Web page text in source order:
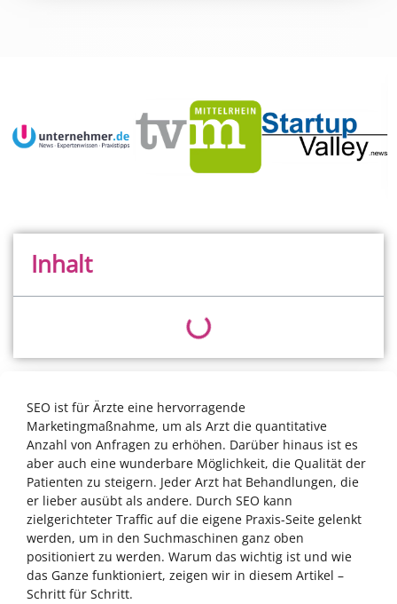
Inhalt
SEO ist für Ärzte eine hervorragende
Marketingmaßnahme, um als Arzt die quantitative
Anzahl von Anfragen zu erhöhen. Darüber hinaus ist es
aber auch eine wunderbare Möglichkeit, die Qualität der
Patienten zu steigern. Jeder Arzt hat Behandlungen, die
er lieber ausübt als andere. Durch SEO kann
zielgerichteter Traffic auf die eigene Praxis-Seite gelenkt
werden, um in den Suchmaschinen ganz oben
positioniert zu werden. Warum das wichtig ist und wie
das Ganze funktioniert, zeigen wir in diesem Artikel –
Schritt für Schritt.